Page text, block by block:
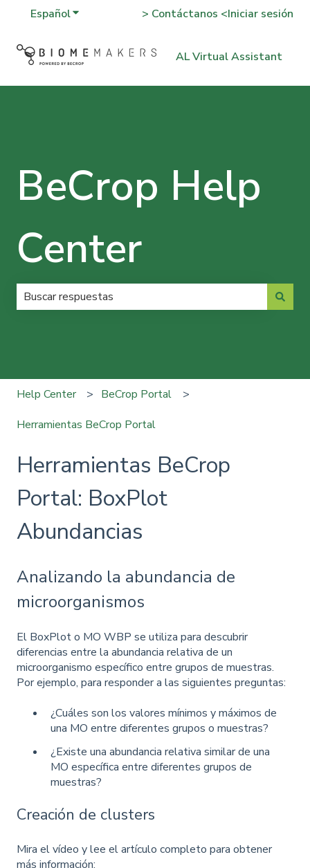
EspañolTraducciones de Mostrar submenú de
> Contáctanos <Iniciar sesión
AL Virtual Assistant
BeCrop Help
Center
Help Center BeCrop Portal
Herramientas BeCrop Portal
Herramientas BeCrop
Portal: BoxPlot
Abundancias
Analizando la abundancia de
microorganismos
El BoxPlot o MO WBP se utiliza para descubrir
diferencias entre la abundancia relativa de un
microorganismo específico entre grupos de muestras.
Por ejemplo, para responder a las siguientes preguntas:
¿Cuáles son los valores mínimos y máximos de
una MO entre diferentes grupos o muestras?
¿Existe una abundancia relativa similar de una
MO específica entre diferentes grupos de
muestras?
Creación de clusters
Mira el vídeo y lee el artículo completo para obtener
más información: